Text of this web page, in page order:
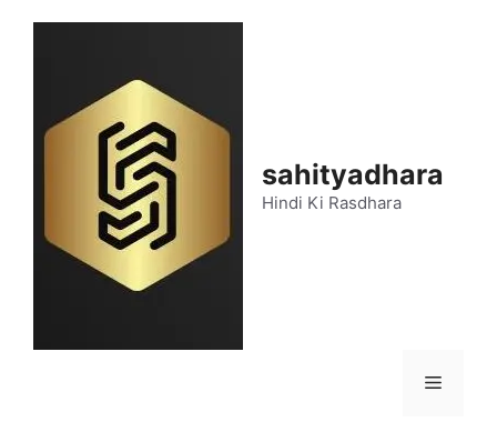
sahityadhara
Hindi Ki Rasdhara
Menu